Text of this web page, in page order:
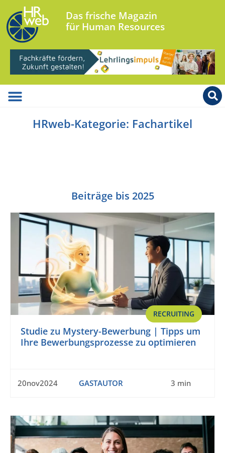
Das frische Magazin
für Human Resources
HRweb-Kategorie: Fachartikel
Beiträge bis 2025
RECRUITING
Studie zu Mystery-Bewerbung | Tipps um
Ihre Bewerbungsprozesse zu optimieren
20nov2024 GASTAUTOR 3 min